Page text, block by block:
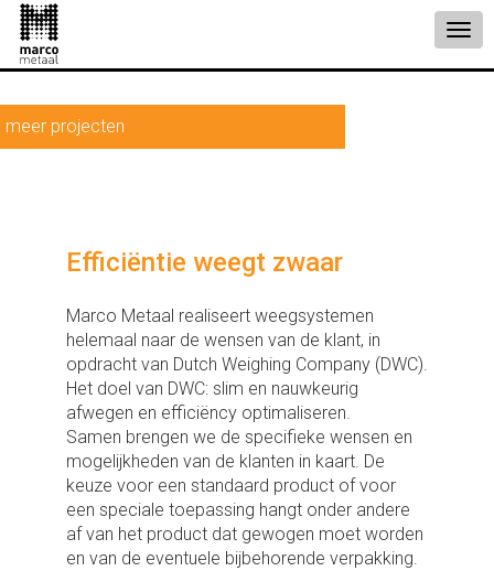
meer projecten
Efficiëntie weegt zwaar
Marco Metaal realiseert weegsystemen
helemaal naar de wensen van de klant, in
opdracht van Dutch Weighing Company (DWC).
Het doel van DWC: slim en nauwkeurig
afwegen en efficiëncy optimaliseren.
Samen brengen we de specifieke wensen en
mogelijkheden van de klanten in kaart. De
keuze voor een standaard product of voor
een speciale toepassing hangt onder andere
af van het product dat gewogen moet worden
en van de eventuele bijbehorende verpakking.